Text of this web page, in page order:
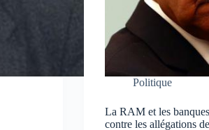
Politique
La RAM et les
contre les allégations